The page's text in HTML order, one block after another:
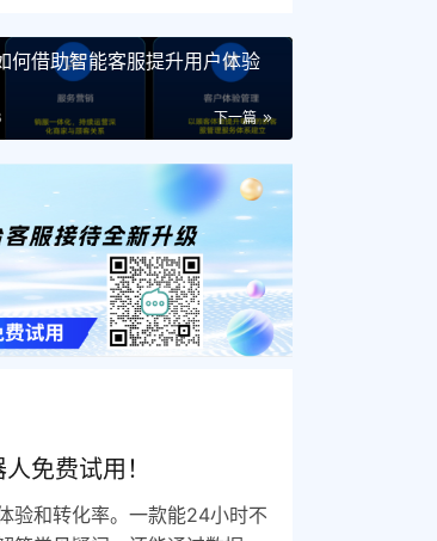
何借助智能客服提升用户体验
下一篇
免费试用！
验和转化率。一款能24小时不